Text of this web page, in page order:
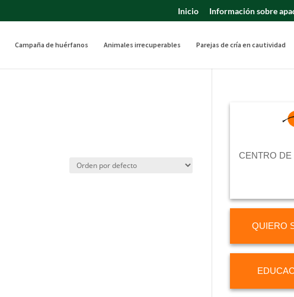
Inicio Información sobre
Campaña de huérfanos Animales irrecuperables Parejas de cría en cautividad
CENTRO
QUIERO